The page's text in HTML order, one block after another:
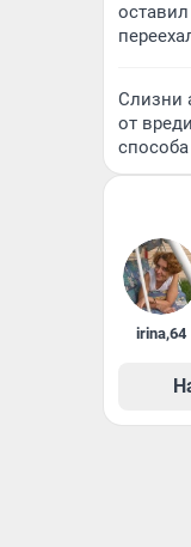
Слизни
от
способа
irina,64